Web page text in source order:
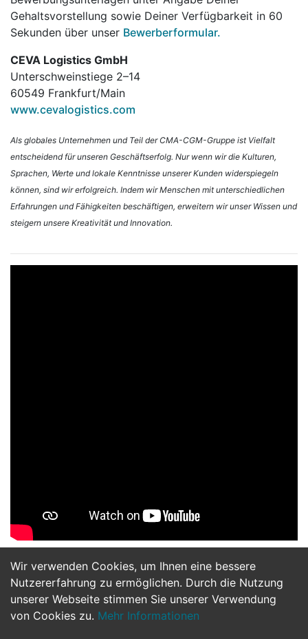
Wir verwenden Cookies, um Ihnen eine bessere
Nutzererfahrung zu ermöglichen. Durch die Nutzung
unserer Webseite stimmen Sie unserer Verwendung
von Cookies zu. Mehr Informationen
Gehaltsvorstellung sowie Deiner Verfügbarkeit in 60
Sekunden über unser Bewerberformular.
CEVA Logistics GmbH
Unterschweinstiege 2–14
60549 Frankfurt/Main
www.cevalogistics.com
Als globales Unternehmen und Teil der CMA-CGM-Gruppe ist Vielfalt
entscheidend für unseren Geschäftserfolg. Nur wenn wir die Kulturen,
Sprachen, Werte und lokale Kenntnisse unserer Kunden widerspiegeln
können, sind wir erfolgreich. Indem wir Menschen mit unterschiedlichen
Erfahrungen und Fähigkeiten beschäftigen, erweitern wir unser Wissen und
steigern unsere Kreativität und Innovation.
Jetzt Bewerben